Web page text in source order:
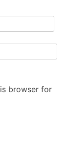
browser for